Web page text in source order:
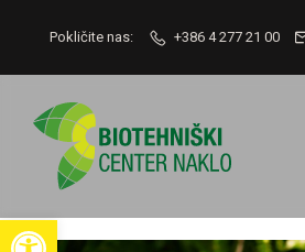
Open toolbar
Pokličite nas: +386 4 277 21 00